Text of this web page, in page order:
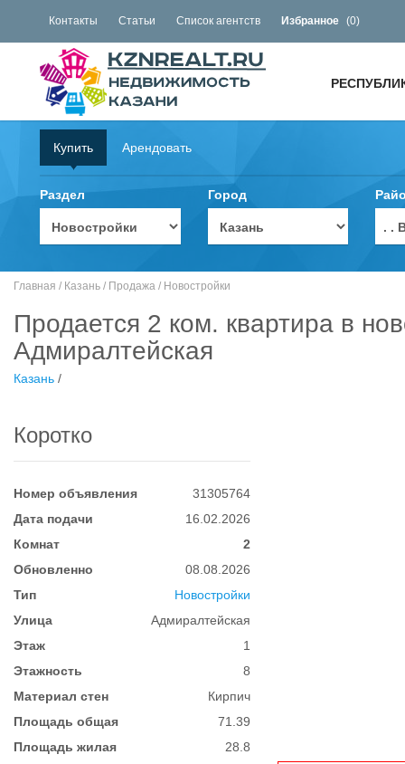
Контакты Статьи Список агентств Избранное (0)
Купить Арендовать
Раздел Город
. .
Главная / Казань / Продажа / Новостройки
Продается 2 ком. квартира в
Адмиралтейская
Казань /
Коротко
Номер объявления
31305764
Дата подачи
16.02.2026
Комнат
2
Обновленно
08.08.2026
Тип
Новостройки
Улица
Адмиралтейская
Этаж
1
Этажность
8
Материал стен
Кирпич
Площадь общая
71.39
Площадь жилая
28.8